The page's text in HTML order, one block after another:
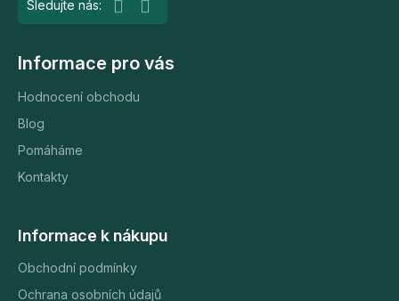
Informace pro vás
Hodnocení obchodu
Blog
Pomáháme
Kontakty
Informace k nákupu
Obchodní podmínky
Ochrana osobních údajů